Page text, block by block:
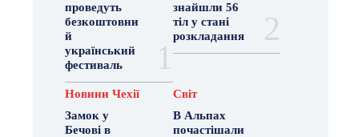
проведуть
безкоштовни
й
український
фестиваль
знайшли 56
тіл у стані
розкладання
Новини Чехії
Замок у
Бечові в
Світ
В Альпах
почастішали